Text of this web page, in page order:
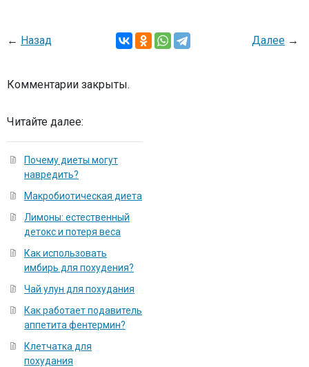
← Назад Далее →
Комментарии закрыты.
Читайте далее:
Почему диеты могут
навредить?
Макробиотическая диета
Лимоны: естественный
детокс и потеря веса
Как использовать
имбирь для похудения?
Чай улун для похудания
Как работает подавитель
аппетита фентермин?
Клетчатка для
похудания